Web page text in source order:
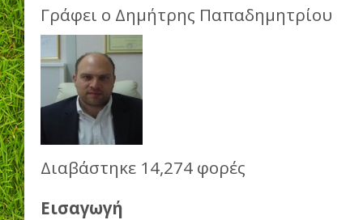
Γράφει ο Δημήτρης Παπαδημητρίου
Διαβάστηκε 14,274 φορές
Εισαγωγή